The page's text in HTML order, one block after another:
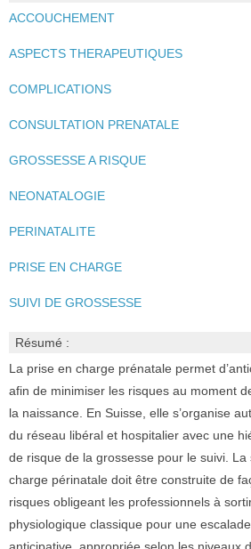
ACCOUCHEMENT
ASPECTS THERAPEUTIQUES
COMPLICATIONS
CONSULTATION PRENATALE
GROSSESSE A RISQUE
NEONATALOGIE
PERINATALITE
PRISE EN CHARGE
SUIVI DE GROSSESSE
Résumé :
La prise en charge prénatale permet
afin de minimiser les risques au moment
la naissance. En Suisse, elle s’organise
du réseau libéral et hospitalier avec une
de risque de la grossesse pour le suivi.
charge périnatale doit être construite de
risques obligeant les professionnels à
physiologique classique pour une